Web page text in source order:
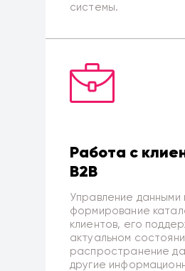
системы.
Работа с
B2B
Управление данными
формирование
клиентов, его
актуальном
распространение
другие